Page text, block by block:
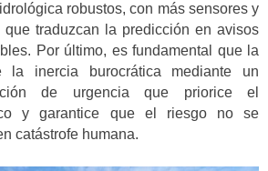
robustos, con más sensores y
que traduzcan la predicción en avisos
Por último, es fundamental que la
la inercia burocrática mediante un
de urgencia que priorice el
y garantice que el riesgo no se
catástrofe humana.